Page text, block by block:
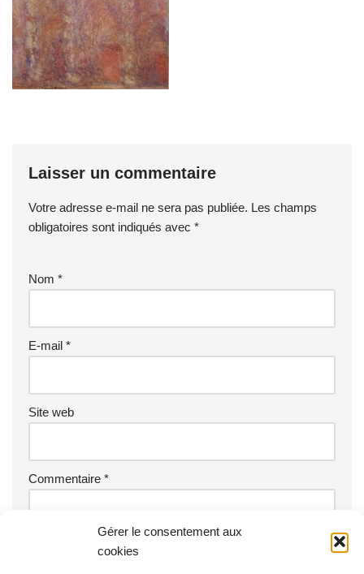
Gérer le consentement aux
cookies
Laisser un commentaire
Votre adresse e-mail ne sera pas publiée. Les champs
obligatoires sont indiqués avec *
Nom *
E-mail *
Site web
Commentaire *